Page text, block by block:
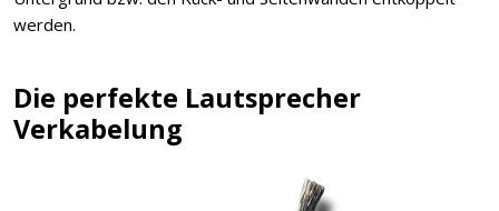
werden.
Die perfekte Lautsprecher
Verkabelung